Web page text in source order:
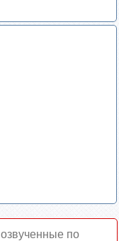
озвученные по